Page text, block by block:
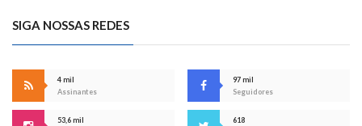
SIGA NOSSAS REDES
4 mil
Assinantes
97 mil
Seguidores
53,6 mil
618